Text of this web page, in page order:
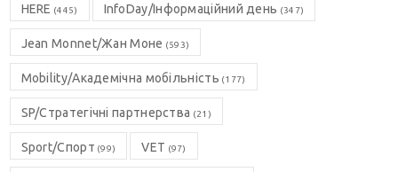
HERE (445) InfoDay/Інформаційний день (347)
Jean Monnet/Жан Моне (593)
Mobility/Академічна мобільність (177)
SP/Стратегічні партнерства (21)
Sport/Спорт (99) VET (97)